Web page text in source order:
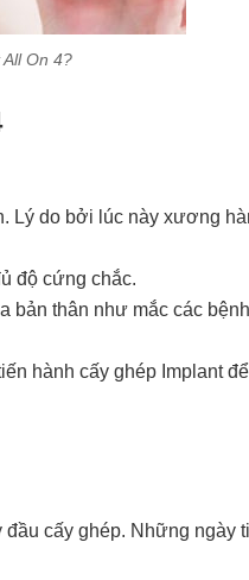
On 4?
Lý do bởi lúc này xương
độ cứng chắc.
bản thân như mắc các
hành cấy ghép Implant
cấy ghép. Những ngày